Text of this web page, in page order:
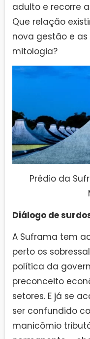
adulto e recorre
Que relação
nova gestão e
mitologia?
Prédio da
Diálogo de
A Suframa tem
perto os
política da
preconceito
setores. E já se
ser confundido
manicômio